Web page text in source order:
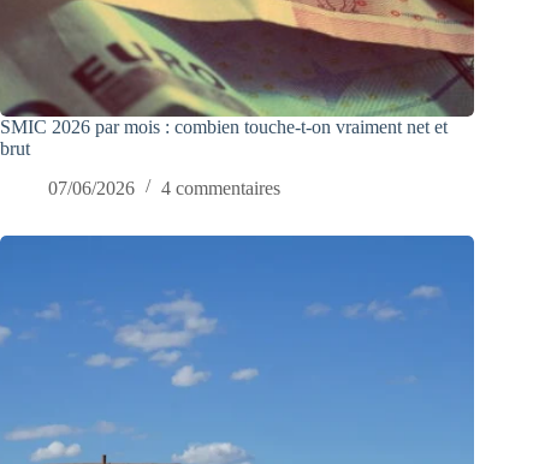
SMIC 2026 par mois : combien touche-t-on vraiment net et
brut
07/06/2026
4 commentaires